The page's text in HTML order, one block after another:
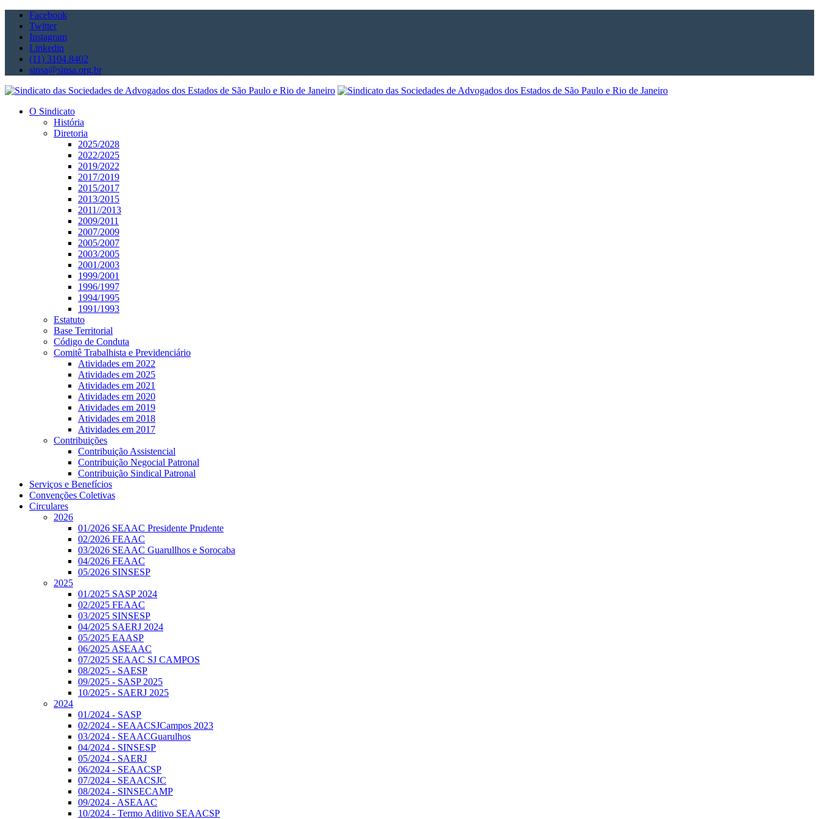
Facebook
Twitter
Instagram
Linkedin
(11) 3104.8402
sinsa@sinsa.org.br
O Sindicato
História
Diretoria
2025/2028
2022/2025
2019/2022
2017/2019
2015/2017
2013/2015
2011//2013
2009/2011
2007/2009
2005/2007
2003/2005
2001/2003
1999/2001
1996/1997
1994/1995
1991/1993
Estatuto
Base Territorial
Código de Conduta
Comitê Trabalhista e Previdenciário
Atividades em 2022
Atividades em 2025
Atividades em 2021
Atividades em 2020
Atividades em 2019
Atividades em 2018
Atividades em 2017
Contribuições
Contribuição Assistencial
Contribuição Negocial Patronal
Contribuição Sindical Patronal
Serviços e Benefícios
Convenções Coletivas
Circulares
2026
01/2026 SEAAC Presidente Prudente
02/2026 FEAAC
03/2026 SEAAC Guarullhos e Sorocaba
04/2026 FEAAC
05/2026 SINSESP
2025
01/2025 SASP 2024
02/2025 FEAAC
03/2025 SINSESP
04/2025 SAERJ 2024
05/2025 EAASP
06/2025 ASEAAC
07/2025 SEAAC SJ CAMPOS
08/2025 - SAESP
09/2025 - SASP 2025
10/2025 - SAERJ 2025
2024
01/2024 - SASP
02/2024 - SEAACSJCampos 2023
03/2024 - SEAACGuarulhos
04/2024 - SINSESP
05/2024 - SAERJ
06/2024 - SEAACSP
07/2024 - SEAACSJC
08/2024 - SINSECAMP
09/2024 - ASEAAC
10/2024 - Termo Aditivo SEAACSP